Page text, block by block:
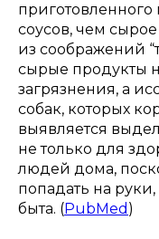
приготовленного
соусов, чем
из соображений
сырые продукты
загрязнения, а
собак, которых
выявляется
не только для
людей дома,
попадать на
быта. (PubMed )